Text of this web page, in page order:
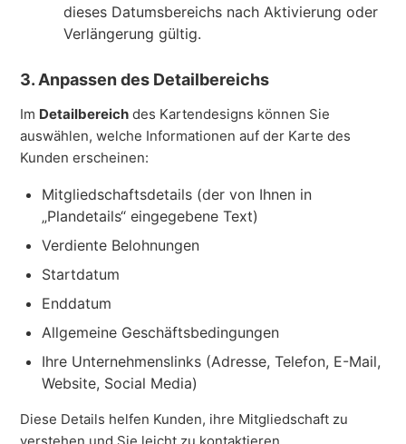
dieses Datumsbereichs nach Aktivierung oder
Verlängerung gültig.
3. Anpassen des Detailbereichs
Im Detailbereich des Kartendesigns können Sie
auswählen, welche Informationen auf der Karte des
Kunden erscheinen:
Mitgliedschaftsdetails (der von Ihnen in
„Plandetails“ eingegebene Text)
Verdiente Belohnungen
Startdatum
Enddatum
Allgemeine Geschäftsbedingungen
Ihre Unternehmenslinks (Adresse, Telefon, E-Mail,
Website, Social Media)
Diese Details helfen Kunden, ihre Mitgliedschaft zu
verstehen und Sie leicht zu kontaktieren.